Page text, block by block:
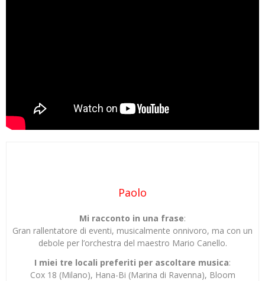
Paolo
Mi racconto in una frase:
Gran rallentatore di eventi, musicalmente onnivoro, ma con un
debole per l’orchestra del maestro Mario Canello.
I miei tre locali preferiti per ascoltare musica:
Cox 18 (Milano), Hana-Bi (Marina di Ravenna), Bloom